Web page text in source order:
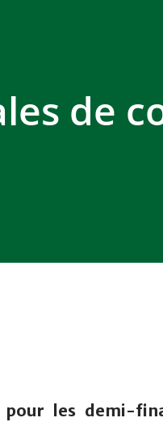
de
pour les demi-